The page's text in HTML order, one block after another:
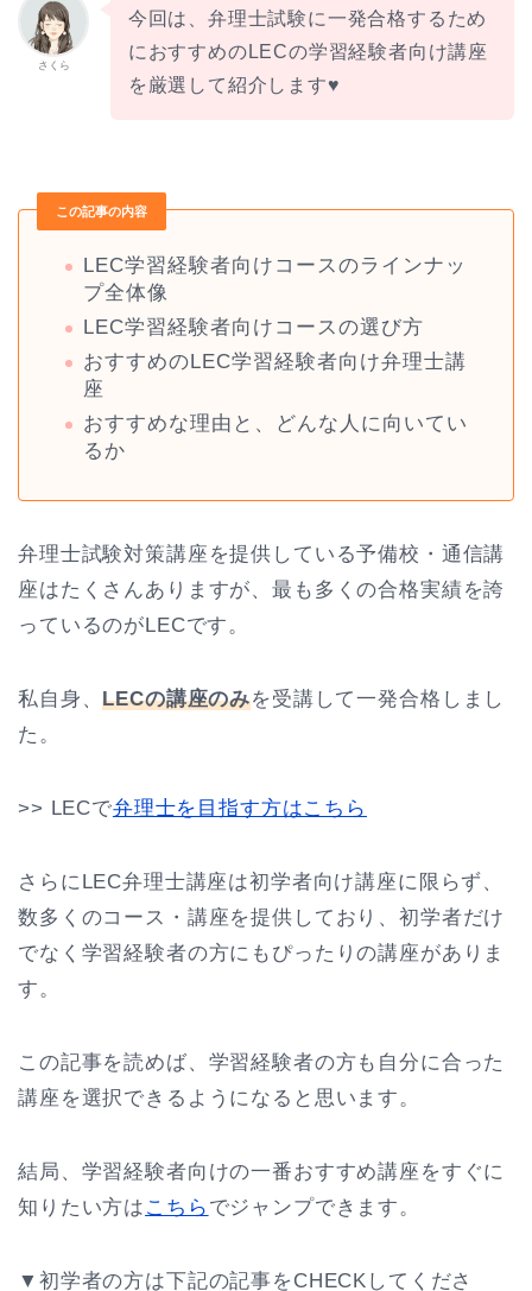
さくら
今回は、弁理士試験に一発合格するため
におすすめのLECの学習経験者向け講座
を厳選して紹介します♥
この記事の内容
LEC学習経験者向けコースのラインナッ
プ全体像
LEC学習経験者向けコースの選び方
おすすめのLEC学習経験者向け弁理士講
座
おすすめな理由と、どんな人に向いてい
るか
弁理士試験対策講座を提供している予備校・通信講
座はたくさんありますが、最も多くの合格実績を誇
っているのがLECです。
私自身、LECの講座のみを受講して一発合格しまし
た。
>> LECで弁理士を目指す方はこちら
さらにLEC弁理士講座は初学者向け講座に限らず、
数多くのコース・講座を提供しており、初学者だけ
でなく学習経験者の方にもぴったりの講座がありま
す。
この記事を読めば、学習経験者の方も自分に合った
講座を選択できるようになると思います。
結局、学習経験者向けの一番おすすめ講座をすぐに
知りたい方は こちら でジャンプできます。
▼初学者の方は下記の記事をCHECKしてくださ